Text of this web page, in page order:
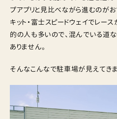
プアプリと見比べながら進むのがお
キット・富士スピードウェイでレー
的の人も多いので、混んでいる道
ありません。
そんなこんなで駐車場が見えてきま